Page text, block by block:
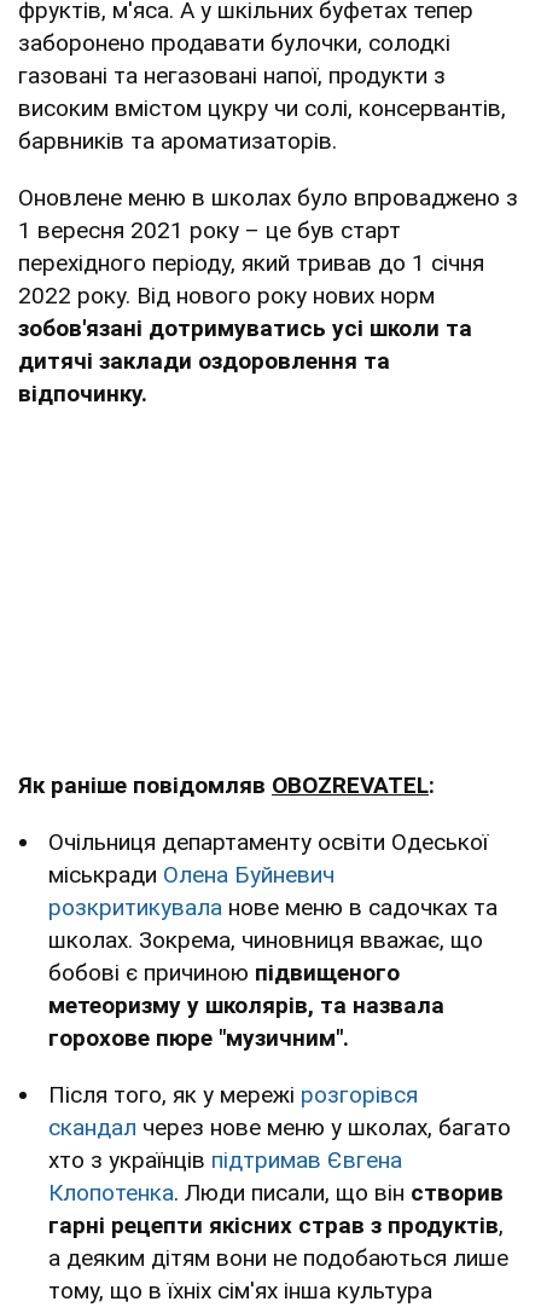
фруктів, м'яса. А у шкільних буфетах тепер
заборонено продавати булочки, солодкі
газовані та негазовані напої, продукти з
високим вмістом цукру чи солі, консервантів,
барвників та ароматизаторів.
Оновлене меню в школах було впроваджено з
1 вересня 2021 року – це був старт
перехідного періоду, який тривав до 1 січня
2022 року. Від нового року нових норм
зобов'язані дотримуватись усі школи та
дитячі заклади оздоровлення та
відпочинку.
Як раніше повідомляв OBOZREVATEL:
Очільниця департаменту освіти Одеської
міськради Олена Буйневич
розкритикувала нове меню в садочках та
школах. Зокрема, чиновниця вважає, що
бобові є причиною підвищеного
метеоризму у школярів, та назвала
горохове пюре "музичним".
Після того, як у мережі розгорівся
скандал через нове меню у школах, багато
хто з українців підтримав Євгена
Клопотенка. Люди писали, що він створив
гарні рецепти якісних страв з продуктів,
а деяким дітям вони не подобаються лише
тому, що в їхніх сім'ях інша культура